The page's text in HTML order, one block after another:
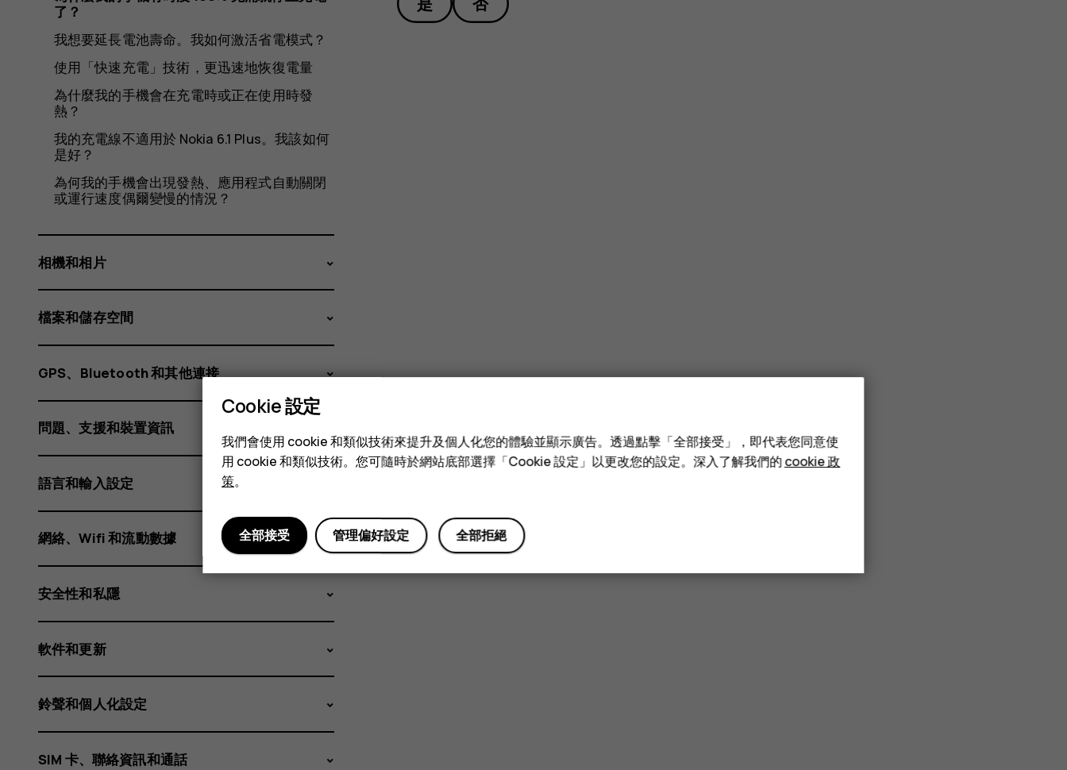
時
沒
100%
充
滿
就
停
止
了？
我想要延長電池壽命。我如何激活省電模式？
使用「快速充電」技術，更迅速地恢復電量
為什麼我的手機會在充電時或正在使用時發
熱？
我的充電線不適用於 Nokia 6.1 Plus。我該如何
是好？
為何我的手機會出現發熱、應用程式自動關閉
或運行速度偶爾變慢的情況？
相機和相片
檔案和儲存空間
GPS、Bluetooth 和其他連接
問題、支援和裝置資訊
語言和輸入設定
網絡、Wifi 和流動數據
安全性和私隱
軟件和更新
鈴聲和個人化設定
SIM 卡、聯絡資訊和通話
Cookie 設定
我們會使用 cookie 和類似技術來提升及個人化您的體驗並顯示廣告。透過點擊「全部接受」，即代表您同意使
用 cookie 和類似技術。您可隨時於網站底部選擇「Cookie 設定」以更改您的設定。深入了解我們的cookie 政
策。
全部拒絕
管理偏好設定
全部接受